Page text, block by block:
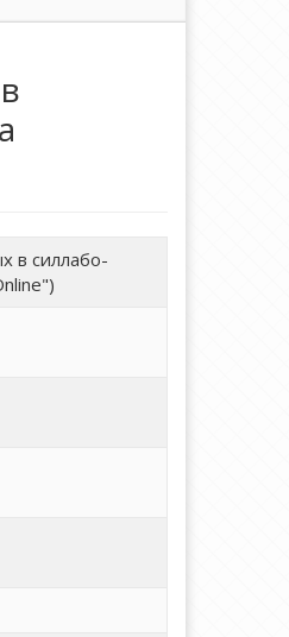
в силлабо-